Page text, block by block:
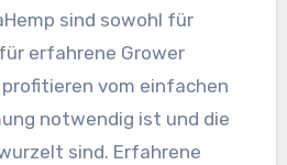
sind sowohl für
erfahrene Grower
vom einfachen
notwendig ist und die
sind. Erfahrene